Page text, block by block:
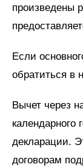
произведены
Если
обратиться в
Вычет через
календарного
декларации.
договорам